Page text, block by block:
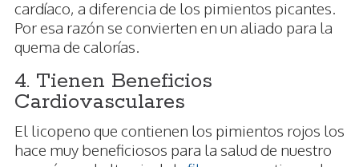
cardíaco, a diferencia de los pimientos picantes.
Por esa razón se convierten en un aliado para la
quema de calorías.
4. Tienen Beneficios
Cardiovasculares
El licopeno que contienen los pimientos rojos los
hace muy beneficiosos para la salud de nuestro